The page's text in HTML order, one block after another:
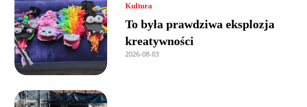
Kultura
To była prawdziwa eksplozja
kreatywności
2026-08-03